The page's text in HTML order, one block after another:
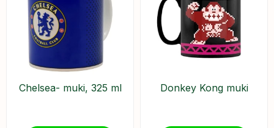
​Chelsea- muki, 325 ml Donkey Kong muki